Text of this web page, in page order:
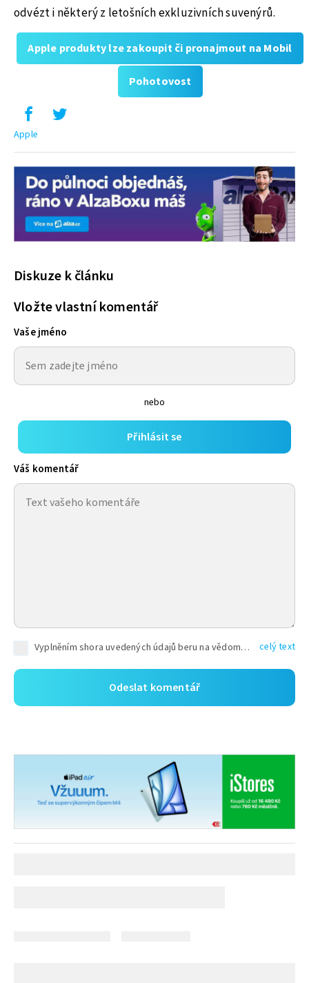
odvézt i některý z letošních exkluzivních suvenýrů.
Apple produkty lze zakoupit či pronajmout na Mobil
Pohotovost
Apple
Diskuze k článku
Vložte vlastní komentář
Vaše jméno
nebo
Přihlásit se
Váš komentář
Vyplněním shora uvedených údajů beru na vědomí, že společnost TEXT FACTORY s.r.o., sídlem Brno, Durďákova 336/29, Černá Pole, PSČ: 613 00, IČ: 06157831, zapsané u Krajského soudu v Brně, oddíl C, vložka 100399, bude zpracovávat mé osobní údaje uvedené v rámci mnou vyplněného registračního formuláře na základě oprávněných zájmů TEXT FACTORY s.r.o. dle čl. 6 odst. 1 písm. f) GDPR a pro splnění právních povinností (čl. 6 odst. 1 písm. c) GDPR), a to pro tyto účely: nezbytnost zajistit oprávnění návštěvníka webových stránek provozovaných společností TEXT FACTORY s.r.o. přispívat aktivně ke zveřejněným článkům nebo v rámci diskusních fór a výkon práv TEXT FACTORY s.r.o. jako administrátora těchto diskusních fór. Více informací o zpracování osobních údajů a právech lze nalézt v celý text